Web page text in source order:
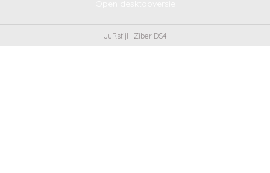
JuRstijl | Ziber DS4